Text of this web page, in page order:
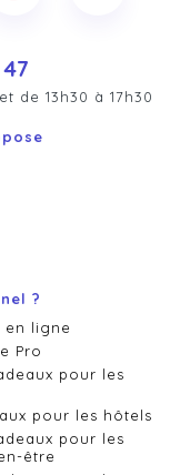
de 13h30 à 17h30
?
en ligne
Pro
pour les
pour les hôtels
pour les
être